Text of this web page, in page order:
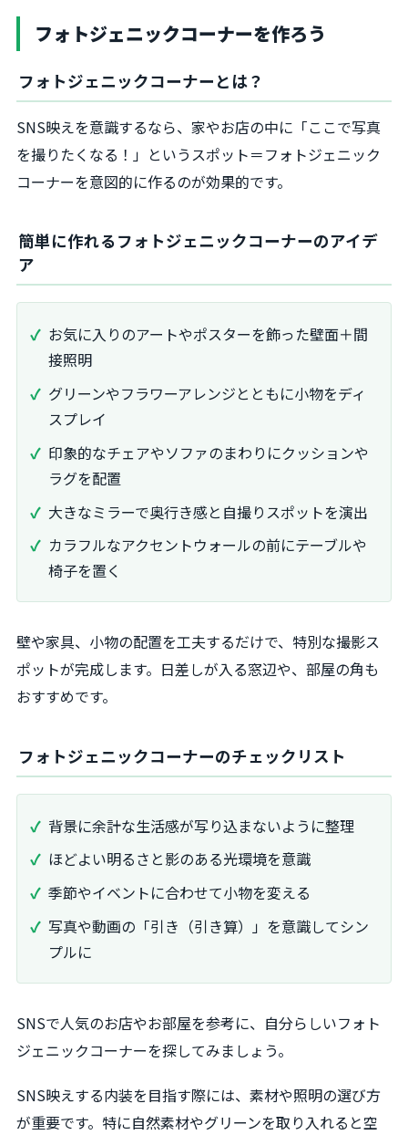
フォトジェニックコーナーを作ろう
フォトジェニックコーナーとは？
SNS映えを意識するなら、家やお店の中に「ここで写真
を撮りたくなる！」というスポット＝フォトジェニック
コーナーを意図的に作るのが効果的です。
簡単に作れるフォトジェニックコーナーのアイデ
ア
お気に入りのアートやポスターを飾った壁面＋間
接照明
グリーンやフラワーアレンジとともに小物をディ
スプレイ
印象的なチェアやソファのまわりにクッションや
ラグを配置
大きなミラーで奥行き感と自撮りスポットを演出
カラフルなアクセントウォールの前にテーブルや
椅子を置く
壁や家具、小物の配置を工夫するだけで、特別な撮影ス
ポットが完成します。日差しが入る窓辺や、部屋の角も
おすすめです。
フォトジェニックコーナーのチェックリスト
背景に余計な生活感が写り込まないように整理
ほどよい明るさと影のある光環境を意識
季節やイベントに合わせて小物を変える
写真や動画の「引き（引き算）」を意識してシン
プルに
SNSで人気のお店やお部屋を参考に、自分らしいフォト
ジェニックコーナーを探してみましょう。
SNS映えする内装を目指す際には、素材や照明の選び方
が重要です。特に自然素材やグリーンを取り入れると空